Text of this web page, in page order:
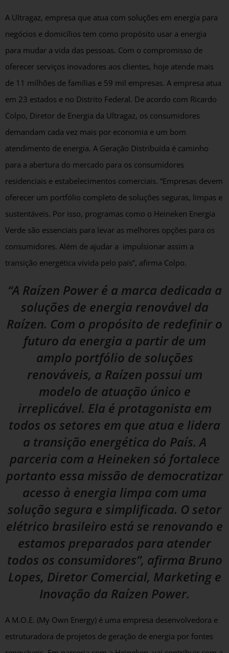
A Ultragaz, empresa que atua com soluções em energia para
negócios e domicílios tem como propósito usar a energia
para mudar a vida das pessoas. Com o compromisso de
oferecer serviços inovadores aos clientes, hoje atende mais
de 11 milhões de famílias e 59 mil empresas. A empresa atua
em 23 estados e no Distrito Federal. De acordo com Ricardo
Colpo, Diretor de Energia da Ultragaz, os consumidores
demandam cada vez mais por economia e um bom
atendimento de energia. A Geração Distribuída é caminho
para a abertura do mercado para os consumidores
residenciais e estabelecimentos comerciais. “Empresas devem
oferecer um portfólio completo de soluções seguras, limpas e
sustentáveis. Por isso, programas como o Heineken Energia
Verde são essenciais para levar as melhores opções para os
consumidores. Além de ajudar a impulsionar assim a
transição energética vivida pelo país”, afirma Colpo.
“A Raízen Power é a marca dedicada a
soluções de energia renovável da
Raízen. Com o propósito de redefinir o
futuro da energia a partir de um
amplo portfólio de soluções
renováveis, a Raízen possui um
modelo de atuação único e
irreplicável. Ela é protagonista em
todos os setores em que atua e lidera
a transição energética do País. A
parceria com a Heineken só fortalece
portanto essa missão de democratizar
acesso à energia limpa com uma
solução segura e simplificada. O setor
elétrico brasileiro está se renovando e
estamos preparados para atender
todos os consumidores”, afirma Bruno
Lopes, Diretor Comercial, Marketing e
Inovação da Raízen Power.
A M.O.E. (My Own Energy) é uma empresa desenvolvedora e
estruturadora de projetos de geração de energia por fontes